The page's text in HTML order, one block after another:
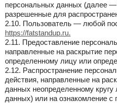
персональных данных (далее
разрешенные для
2.10. Пользователь — любой
https://fatstandup.ru.
2.11. Предоставление
направленные на раскрытие
определенному лицу или
2.12. Распространение
действия, направленные на
данных неопределенному
данных) или на ознакомление